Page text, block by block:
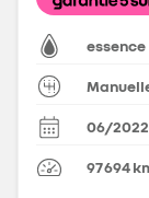
essence
06/2022
97 694